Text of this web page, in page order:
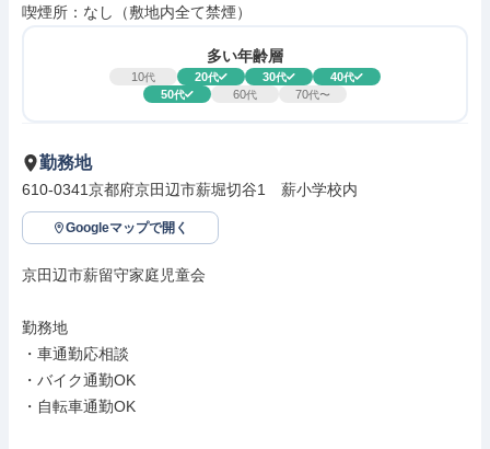
喫煙所：なし（敷地内全て禁煙）
多い年齢層
10代 20代 30代 40代
50代 60代 70代〜
勤務地
610-0341京都府京田辺市薪堀切谷1　薪小学校内
Googleマップで開く
京田辺市薪留守家庭児童会
勤務地
・車通勤応相談
・バイク通勤OK
・自転車通勤OK